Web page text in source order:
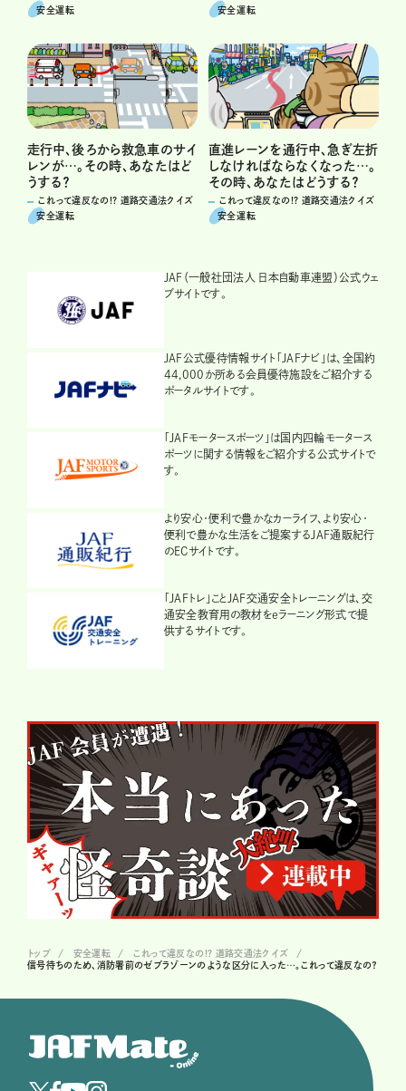
安全運転
安全運転
走行中、後ろから救急車のサイ
レンが…。その時、あなたはど
うする？
これって違反なの!? 道路交通法クイズ
安全運転
直進レーンを通行中、急ぎ左折
しなければならなくなった…。
その時、あなたはどうする？
これって違反なの!? 道路交通法クイズ
安全運転
JAF（一般社団法人 日本自動車連盟）公式ウェ
ブサイトです。
JAF公式優待情報サイト「JAFナビ」は、全国約
44,000か所ある会員優待施設をご紹介する
ポータルサイトです。
「JAFモータースポーツ」は国内四輪モータース
ポーツに関する情報をご紹介する公式サイトで
す。
より安心・便利で豊かなカーライフ、より安心・
便利で豊かな生活をご提案するJAF通販紀行
のECサイトです。
「JAFトレ」ことJAF交通安全トレーニングは、交
通安全教育用の教材をeラーニング形式で提
供するサイトです。
トップ 安全運転
これって違反なの!? 道路交通法クイズ
信号待ちのため、消防署前のゼブラゾーンのような区分に入った…。これって違反なの？